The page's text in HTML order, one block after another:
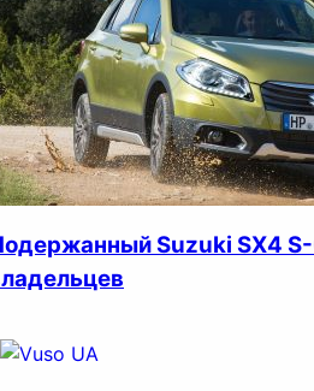
Suzuki SX4